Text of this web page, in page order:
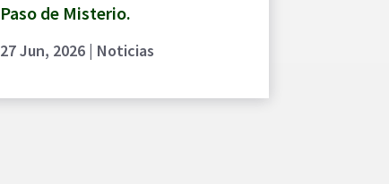
Paso de Misterio.
27 Jun, 2026| Noticias